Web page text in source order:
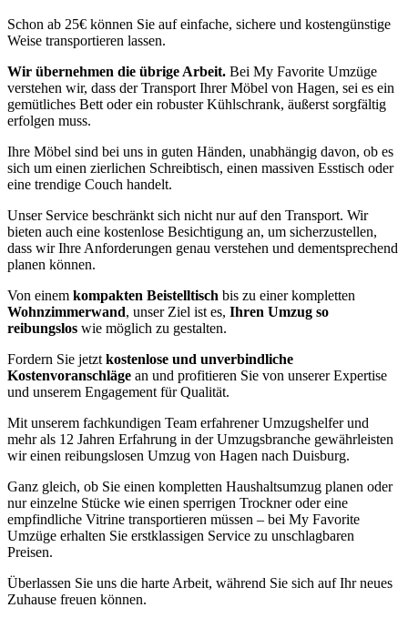
Schon ab 25€ können Sie auf einfache, sichere und kostengünstige
Weise transportieren lassen.
Wir übernehmen die übrige Arbeit. Bei My Favorite Umzüge
verstehen wir, dass der Transport Ihrer Möbel von Hagen, sei es ein
gemütliches Bett oder ein robuster Kühlschrank, äußerst sorgfältig
erfolgen muss.
Ihre Möbel sind bei uns in guten Händen, unabhängig davon, ob es
sich um einen zierlichen Schreibtisch, einen massiven Esstisch oder
eine trendige Couch handelt.
Unser Service beschränkt sich nicht nur auf den Transport. Wir
bieten auch eine kostenlose Besichtigung an, um sicherzustellen,
dass wir Ihre Anforderungen genau verstehen und dementsprechend
planen können.
Von einem kompakten Beistelltisch bis zu einer kompletten
Wohnzimmerwand, unser Ziel ist es, Ihren Umzug so
reibungslos wie möglich zu gestalten.
Fordern Sie jetzt kostenlose und unverbindliche
Kostenvoranschläge an und profitieren Sie von unserer Expertise
und unserem Engagement für Qualität.
Mit unserem fachkundigen Team erfahrener Umzugshelfer und
mehr als 12 Jahren Erfahrung in der Umzugsbranche gewährleisten
wir einen reibungslosen Umzug von Hagen nach Duisburg.
Ganz gleich, ob Sie einen kompletten Haushaltsumzug planen oder
nur einzelne Stücke wie einen sperrigen Trockner oder eine
empfindliche Vitrine transportieren müssen – bei My Favorite
Umzüge erhalten Sie erstklassigen Service zu unschlagbaren
Preisen.
Überlassen Sie uns die harte Arbeit, während Sie sich auf Ihr neues
Zuhause freuen können.